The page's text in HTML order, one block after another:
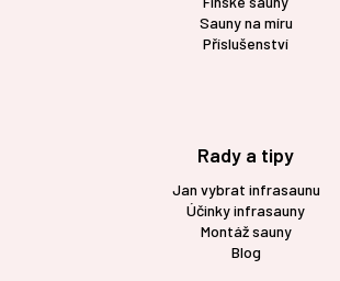
k
y
v
u
Sauny na míru
Příslušenství
Rady a tipy
Jan vybrat infrasaunu
Účinky infrasauny
Montáž sauny
Blog